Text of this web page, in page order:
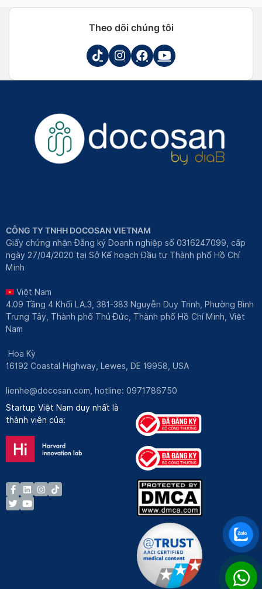
Theo dõi chúng tôi
CÔNG TY TNHH DOCOSAN VIETNAM
Giấy chứng nhận Đăng ký Doanh nghiệp số 0316247099, cấp
ngày 27/04/2020 tại Sở Kế hoạch Đầu tư Thành phố Hồ Chí
Minh
Việt Nam
4.09 Tầng 4 Khối LA.3, 381-383 Nguyễn Duy Trinh, Phường Bình
Trưng Tây, Thành phố Thủ Đức, Thành phố Hồ Chí Minh, Việt
Nam
Hoa Kỳ
16192 Coastal Highway, Lewes, DE 19958, USA
lienhe@docosan.com , hotline: 0971786750
Startup Việt Nam duy nhất là
thành viên của: